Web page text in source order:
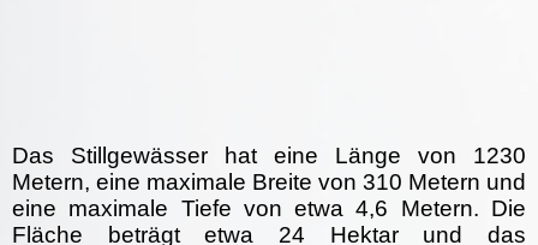
Das Stillgewässer hat eine Länge von 1230
Metern, eine maximale Breite von 310 Metern und
eine maximale Tiefe von etwa 4,6 Metern. Die
Fläche beträgt etwa 24 Hektar und das